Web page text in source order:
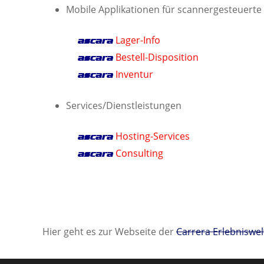
Mobile Applikationen für scannergesteuerte
ascara Lager-Info
ascara Bestell-Disposition
ascara Inventur
Services/Dienstleistungen
ascara Hosting-Services
ascara Consulting
Hier geht es zur Webseite derCarrera